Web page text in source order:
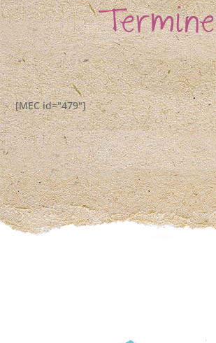
Termine
[MEC id="479"]